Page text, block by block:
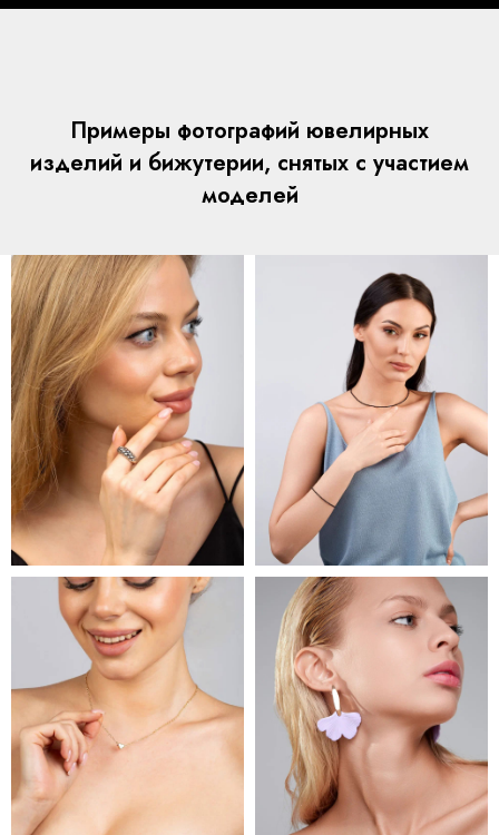
Примеры фотографий ювелирных
изделий и бижутерии, снятых с участием
моделей